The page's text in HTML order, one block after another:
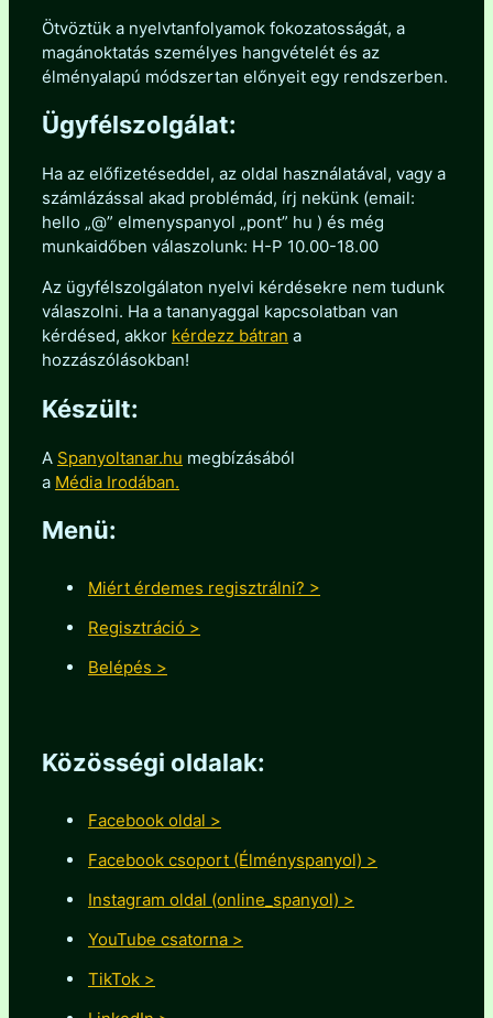
Ötvöztük a nyelvtanfolyamok fokozatosságát, a
magánoktatás személyes hangvételét és az
élményalapú módszertan előnyeit egy rendszerben.
Ügyfélszolgálat:
Ha az előfizetéseddel, az oldal használatával, vagy a
számlázással akad problémád, írj nekünk (email:
hello „@” elmenyspanyol „pont” hu ) és még
munkaidőben válaszolunk: H-P 10.00-18.00
Az ügyfélszolgálaton nyelvi kérdésekre nem tudunk
válaszolni. Ha a tananyaggal kapcsolatban van
kérdésed, akkor kérdezz bátran a
hozzászólásokban!
Készült:
A Spanyoltanar.hu megbízásából
a Média Irodában.
Menü:
Miért érdemes regisztrálni? >
Regisztráció >
Belépés >
Közösségi oldalak:
Facebook oldal >
Facebook csoport (Élményspanyol) >
Instagram oldal (online_spanyol) >
YouTube csatorna >
TikTok >